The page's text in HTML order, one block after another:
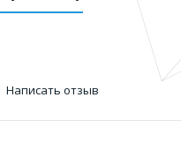
Написать отзыв